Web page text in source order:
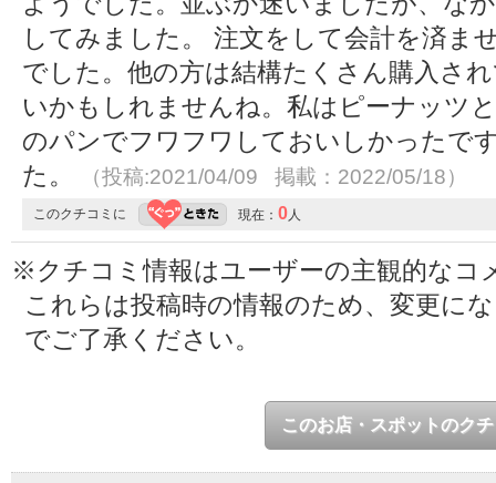
してみました。 注文をして会計を済ま
でした。他の方は結構たくさん購入さ
いかもしれませんね。私はピーナッツ
のパンでフワフワしておいしかったで
た。
（投稿:2021/04/09 掲載：2022/05/18）
このクチコミに 現在： 0人
※クチコミ情報はユーザーの主観的なコ
これらは投稿時の情報のため、変更に
でご了承ください。
このお店・スポットのク